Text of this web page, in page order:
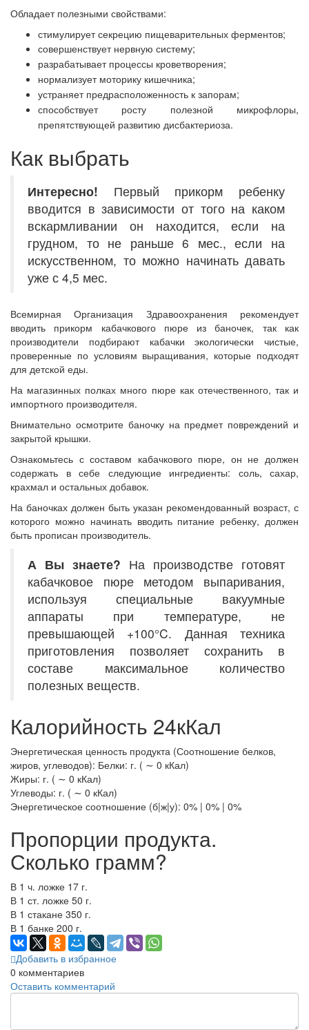
Обладает полезными свойствами:
стимулирует секрецию пищеварительных ферментов;
совершенствует нервную систему;
разрабатывает процессы кроветворения;
нормализует моторику кишечника;
устраняет предрасположенность к запорам;
способствует росту полезной микрофлоры,
препятствующей развитию дисбактериоза.
Как выбрать
Интересно! Первый прикорм ребенку
вводится в зависимости от того на каком
вскармливании он находится, если на
грудном, то не раньше 6 мес., если на
искусственном, то можно начинать давать
уже с 4,5 мес.
Всемирная Организация Здравоохранения рекомендует
вводить прикорм кабачкового пюре из баночек, так как
производители подбирают кабачки экологически чистые,
проверенные по условиям выращивания, которые подходят
для детской еды.
На магазинных полках много пюре как отечественного, так и
импортного производителя.
Внимательно осмотрите баночку на предмет повреждений и
закрытой крышки.
Ознакомьтесь с составом кабачкового пюре, он не должен
содержать в себе следующие ингредиенты: соль, сахар,
крахмал и остальных добавок.
На баночках должен быть указан рекомендованный возраст, с
которого можно начинать вводить питание ребенку, должен
быть прописан производитель.
А Вы знаете? На производстве готовят
кабачковое пюре методом выпаривания,
используя специальные вакуумные
аппараты при температуре, не
превышающей +100°C. Данная техника
приготовления позволяет сохранить в
составе максимальное количество
полезных веществ.
Калорийность 24кКал
Энергетическая ценность продукта (Соотношение белков,
жиров, углеводов): Белки: г. ( ∼ 0 кКал)
Жиры: г. ( ∼ 0 кКал)
Углеводы: г. ( ∼ 0 кКал)
Энергетическое соотношение (б|ж|у): 0% | 0% | 0%
Пропорции продукта.
Сколько грамм?
В 1 ч. ложке 17 г.
В 1 ст. ложке 50 г.
В 1 стакане 350 г.
В 1 банке 200 г.
Добавить в избранное
0 комментариев
Оставить комментарий